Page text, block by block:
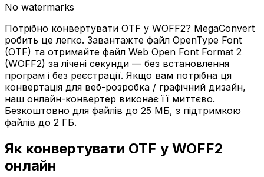
No watermarks
Потрібно конвертувати OTF у WOFF2? MegaConvert
робить це легко. Завантажте файл OpenType Font
(OTF) та отримайте файл Web Open Font Format 2
(WOFF2) за лічені секунди — без встановлення
програм і без реєстрації. Якщо вам потрібна ця
конвертація для веб-розробка / графічний дизайн,
наш онлайн-конвертер виконає її миттєво.
Безкоштовно для файлів до 25 МБ, з підтримкою
файлів до 2 ГБ.
Як конвертувати OTF у WOFF2
онлайн